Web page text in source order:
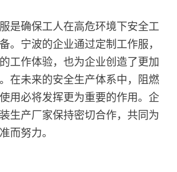
是确保工人在高危环境下安全工
。宁波的企业通过定制工作服，
工作体验，也为企业创造了更加
在未来的安全生产体系中，阻燃
用必将发挥更为重要的作用。企
生产厂家保持密切合作，共同为
而努力。